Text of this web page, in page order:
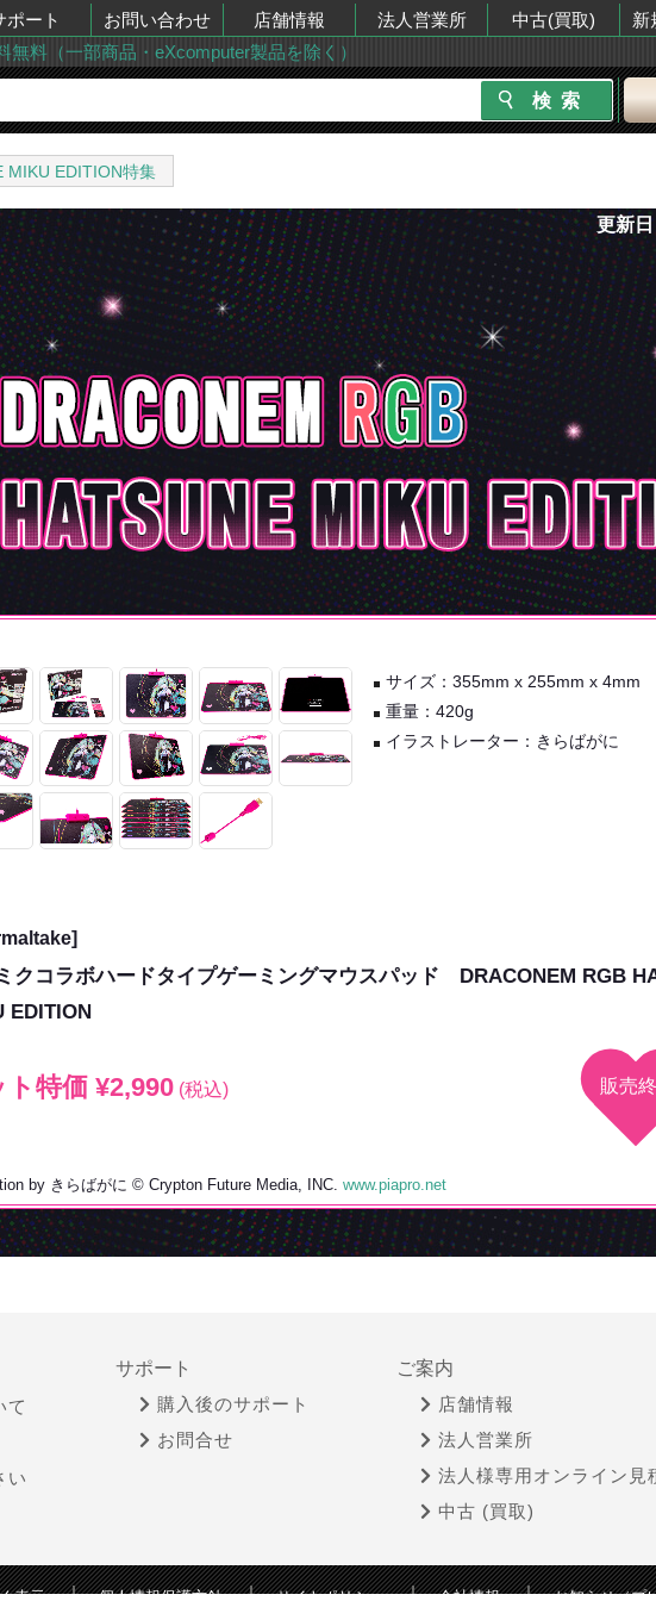
ポート お問い合わせ 店舗情報 法人営業所 中古(買取) 新
無料（一部商品・eXcomputer製品を除く）
MIKU EDITION特集
更新
サイズ： 355mm x 255mm x 4mm
重量： 420g
イラストレーター： きらばがに
クコラボハードタイプゲーミングマウスパッド DRACONEM RGB
EDITION
ト特価 ¥2,990 (税込) 販売
by きらばがに © Crypton Future Media, INC. www.piapro.net
て
い
サポート
購入後のサポート
お問合せ
ご案内
店舗情報
法人営業所
法人様専用オンライン見
中古 (買取)
表示 個人情報保護方針 サイトポリシー 会社情報 お知らせ（プ